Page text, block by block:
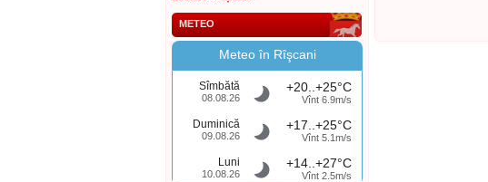
METEO
Meteo în Rîşcani
Sîmbătă
08.08.26
+20..+25°C
Vînt 6.9m/s
Duminică
09.08.26
+17..+25°C
Vînt 5.1m/s
Luni
10.08.26
+14..+27°C
Vînt 2.5m/s